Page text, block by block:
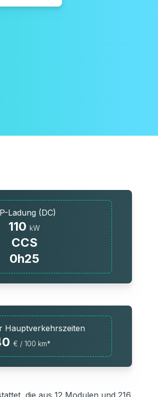
Ladung (DC)
110 kW
CCS
0h25
Hauptverkehrszeiten
€ / 100 km*
die aus 12 Modulen und 216